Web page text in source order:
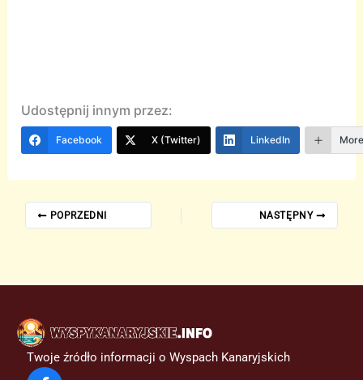
Udostępnij innym przez:
Facebook X (Twitter) LinkedIn
POPRZEDNI NASTĘPNY
Twoje źródło informacji o Wyspach Kanaryjskich